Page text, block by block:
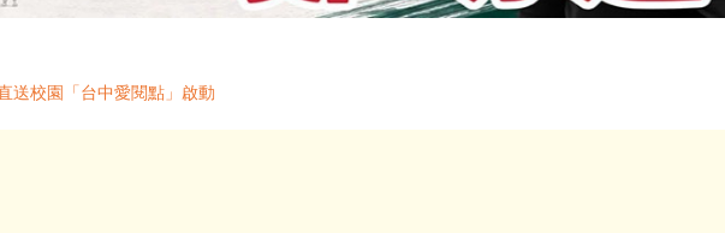
送校園「台中愛閱點」啟動